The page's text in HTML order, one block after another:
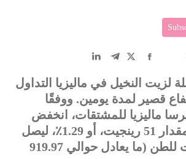
DE عربى
لزيت النخيل في ماليزيا التداول
قصير لمدة يومين. ووفقًا
ماليزيا للمشتقات، انخفض
عقد أغسطس بمقدار 51 رينجيت، أو 1.29٪، ليصل
إلى 3897 رينجيت للطن (ما يعادل حوالي 919.97